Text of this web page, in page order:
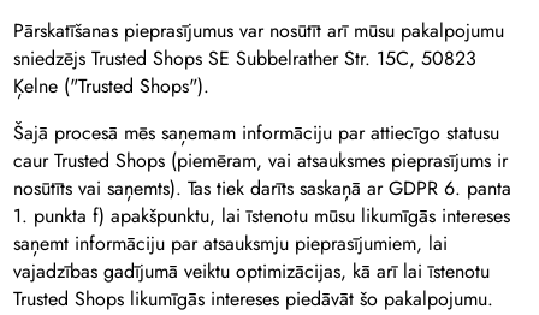
Pārskatīšanas pieprasījumus var nosūtīt arī mūsu pakalpojumu
sniedzējs Trusted Shops SE Subbelrather Str. 15C, 50823
Ķelne ("Trusted Shops").
Šajā procesā mēs saņemam informāciju par attiecīgo statusu
caur Trusted Shops (piemēram, vai atsauksmes pieprasījums ir
nosūtīts vai saņemts). Tas tiek darīts saskaņā ar GDPR 6. panta
1. punkta f) apakšpunktu, lai īstenotu mūsu likumīgās intereses
saņemt informāciju par atsauksmju pieprasījumiem, lai
vajadzības gadījumā veiktu optimizācijas, kā arī lai īstenotu
Trusted Shops likumīgās intereses piedāvāt šo pakalpojumu.